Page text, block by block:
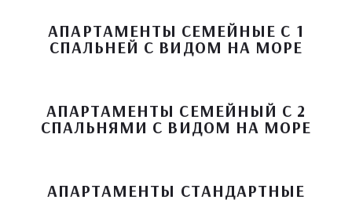
АПАРТАМЕНТЫ СЕМЕЙНЫЕ С 1
СПАЛЬНЕЙ С ВИДОМ НА МОРЕ
АПАРТАМЕНТЫ СЕМЕЙНЫЙ С 2
СПАЛЬНЯМИ С ВИДОМ НА МОРЕ
АПАРТАМЕНТЫ СТАНДАРТНЫЕ